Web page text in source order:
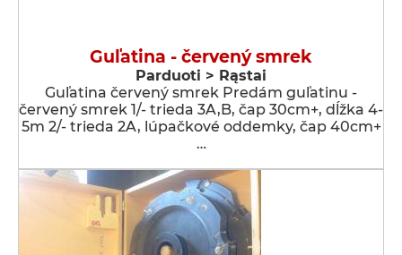
Guľatina - červený smrek
Parduoti > Rąstai
Guľatina červený smrek Predám guľatinu -
červený smrek 1/- trieda 3A,B, čap 30cm+, dĺžka 4-
5m 2/- trieda 2A, lúpačkové oddemky, čap 40cm+
…